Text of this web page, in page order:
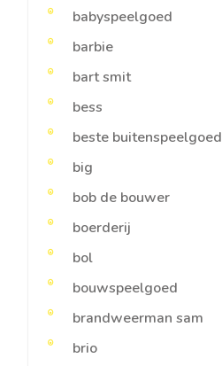
babyspeelgoed
barbie
bart smit
bess
beste buitenspeelgoed
big
bob de bouwer
boerderij
bol
bouwspeelgoed
brandweerman sam
brio